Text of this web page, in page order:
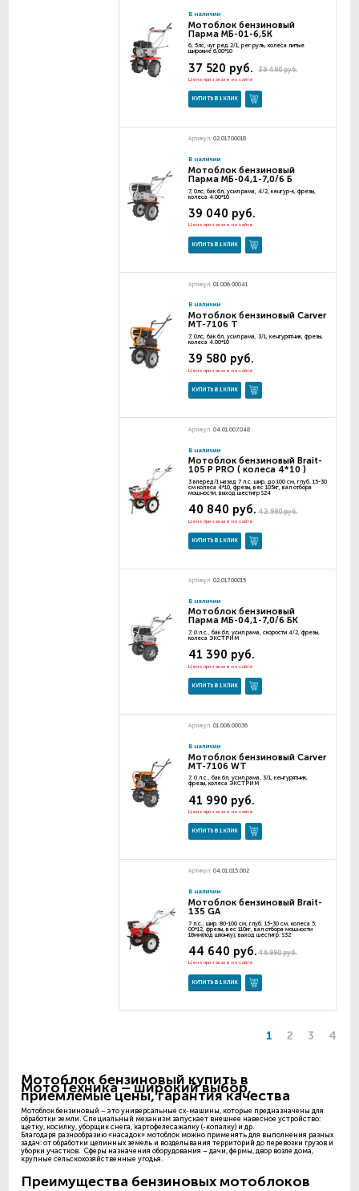
В наличии
Мотоблок бензиновый
Парма МБ-01-6,5К
6, 5лс, чуг.ред.2/1, рег.руль, колеса литые
широкие 6.00*10
39 490 руб.
37 520 руб.
Цена при заказе на сайте
КУПИТЬ В 1 КЛИК
Артикул: 02.017.00018
В наличии
Мотоблок бензиновый
Парма МБ-04,1-7,0/6 Б
7, 0лс, бак 6л, усил.рама, 4/2, кенгур-к, фрезы,
колеса 4.00*10
39 040 руб.
Цена при заказе на сайте
КУПИТЬ В 1 КЛИК
Артикул: 01.006.00041
В наличии
Мотоблок бензиновый Carver
МТ-7106 T
7, 0лс, бак 6л, усил.рама, 3/1, кенгурятник, фрезы,
колеса 4.00*10
39 580 руб.
Цена при заказе на сайте
КУПИТЬ В 1 КЛИК
Артикул: 04.01.007.048
В наличии
Мотоблок бензиновый Brait-
105 P PRO ( колеса 4*10 )
3 вперед/1 назад 7 л.с. шир. до 100 см, глуб. 15-30
см колеса 4*10, фрезы, вес 105кг, вал отбора
мощности, выход шестигр S24
42 990 руб.
40 840 руб.
Цена при заказе на сайте
КУПИТЬ В 1 КЛИК
Артикул: 02.017.00015
В наличии
Мотоблок бензиновый
Парма МБ-04,1-7,0/6 БК
7, 0 л.с., бак 6л, усил.рама, скорости 4/2, фрезы,
колеса ЭКСТРИМ
41 390 руб.
Цена при заказе на сайте
КУПИТЬ В 1 КЛИК
Артикул: 01.006.00036
В наличии
Мотоблок бензиновый Carver
МТ-7106 WT
7, 0 л.с., бак 6л, усил.рама, 3/1, кенгурятник,
фрезы, колеса ЭКСТРИМ
41 990 руб.
Цена при заказе на сайте
КУПИТЬ В 1 КЛИК
Артикул: 04.01.015.002
В наличии
Мотоблок бензиновый Brait-
135 GA
7 л.с., шир. 80-100 см, глуб. 15-30 см, колеса 5,
00*12, фрезы, вес 110кг, вал отбора мощности
18мм(под шпонку), выход шестигр. S32
46 990 руб.
44 640 руб.
Цена при заказе на сайте
КУПИТЬ В 1 КЛИК
1 2 3 4
Мотоблок бензиновый купить в
МотоТехника – широкий выбор,
приемлемые цены, гарантия качества
Мотоблок бензиновый – это универсальные сх-машины, которые предназначены для
обработки земли. Специальный механизм запускает внешнее навесное устройство:
щетку, косилку, уборщик снега, картофелесажалку (-копалку) и др.
Благодаря разнообразию «насадок» мотоблок можно применять для выполнения разных
задач: от обработки целинных земель и возделывания территорий до перевозки грузов и
уборки участков. Сферы назначения оборудования – дачи, фермы, двор возле дома,
крупные сельскохозяйственные угодья.
Преимущества бензиновых мотоблоков